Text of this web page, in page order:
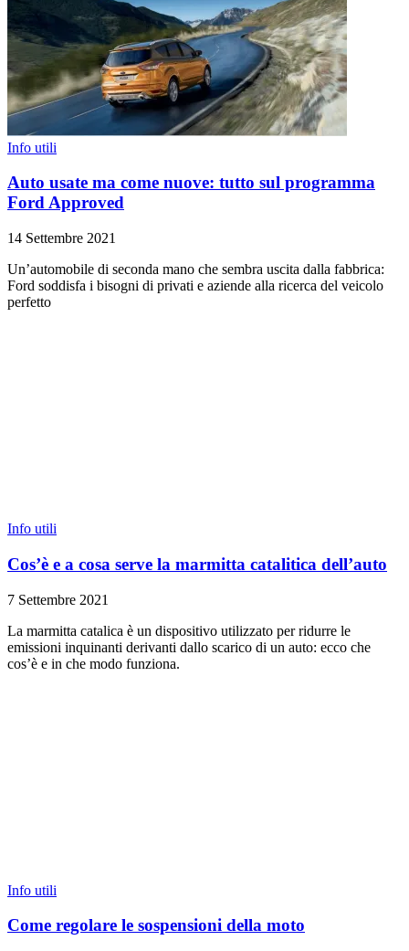
Info utili
Auto usate ma come nuove: tutto sul programma
Ford Approved
14 Settembre 2021
Un’automobile di seconda mano che sembra uscita dalla fabbrica:
Ford soddisfa i bisogni di privati e aziende alla ricerca del veicolo
perfetto
Info utili
Cos’è e a cosa serve la marmitta catalitica dell’auto
7 Settembre 2021
La marmitta catalica è un dispositivo utilizzato per ridurre le
emissioni inquinanti derivanti dallo scarico di un auto: ecco che
cos’è e in che modo funziona.
Info utili
Come regolare le sospensioni della moto